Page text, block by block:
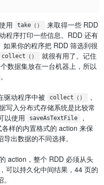
用 take（）
来取得一些 RDD
程序打印一些信息。RDD 还有
如果你的程序把 RDD 筛选到很
collect（）
就很有用了。记住
数据集放在一台机器上，所以
。
动程序中被 collect（）
，
写入分布式存储系统是比较常
以使用
saveAsTextFile ，
各样的内置格式的 action 来保
出数据的不同选择。
action，整个 RDD 必须从头
可以持久化中间结果，44 页的